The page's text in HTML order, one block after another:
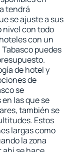
tendrá
se ajuste a sus
nivel con todo
con un
puedes
de hotel y
de
se
las que se
también se
Estos
largas como
la zona